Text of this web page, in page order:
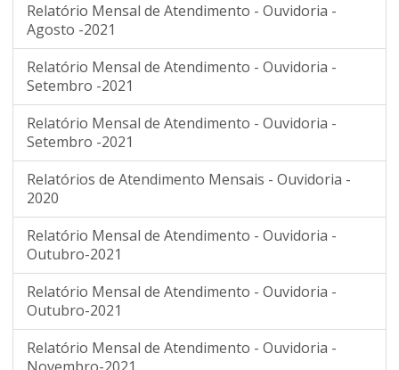
Relatório Mensal de Atendimento - Ouvidoria -
Agosto -2021
Relatório Mensal de Atendimento - Ouvidoria -
Setembro -2021
Relatório Mensal de Atendimento - Ouvidoria -
Setembro -2021
Relatórios de Atendimento Mensais - Ouvidoria -
2020
Relatório Mensal de Atendimento - Ouvidoria -
Outubro-2021
Relatório Mensal de Atendimento - Ouvidoria -
Outubro-2021
Relatório Mensal de Atendimento - Ouvidoria -